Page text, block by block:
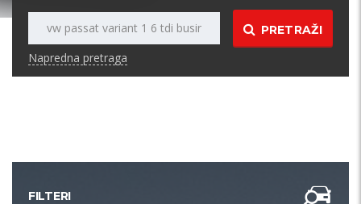
PRETRAŽI
Napredna pretraga
FILTERI